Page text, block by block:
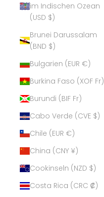
im Indischen Ozean
(USD $)
Brunei Darussalam
(BND $)
Bulgarien (EUR €)
Burkina Faso (XOF Fr)
Burundi (BIF Fr)
Cabo Verde (CVE $)
Chile (EUR €)
China (CNY ¥)
Cookinseln (NZD $)
Costa Rica (CRC ₡)